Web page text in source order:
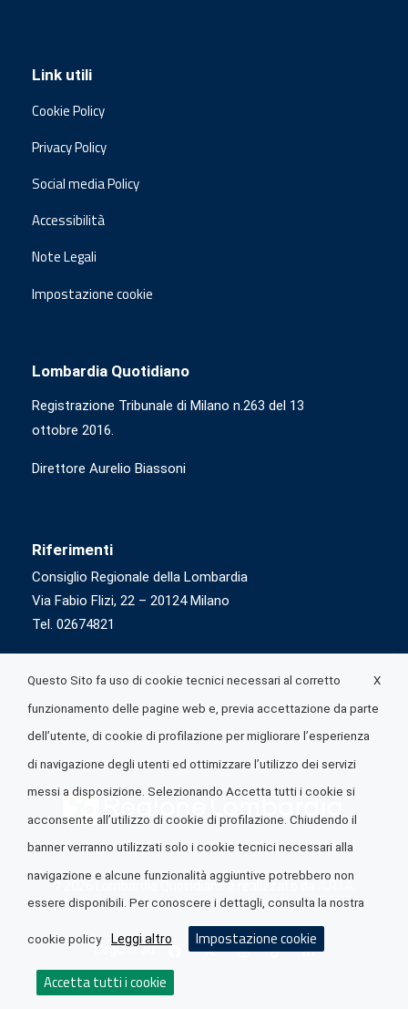
Link utili
Cookie Policy
Privacy Policy
Social media Policy
Accessibilità
Note Legali
Impostazione cookie
Lombardia Quotidiano
Registrazione Tribunale di Milano n.263 del 13
ottobre 2016.
Direttore Aurelio Biassoni
Riferimenti
Consiglio Regionale della Lombardia
Via Fabio Flizi, 22 – 20124 Milano
Tel. 02674821
© 2026 Lombardia Quotidiano è realizzato daA.R.I.A.
Seguici su
X
Questo Sito fa uso di cookie tecnici necessari al corretto
funzionamento delle pagine web e, previa accettazione da parte
dell’utente, di cookie di profilazione per migliorare l’esperienza
di navigazione degli utenti ed ottimizzare l’utilizzo dei servizi
messi a disposizione. Selezionando Accetta tutti i cookie si
acconsente all’utilizzo di cookie di profilazione. Chiudendo il
banner verranno utilizzati solo i cookie tecnici necessari alla
navigazione e alcune funzionalità aggiuntive potrebbero non
essere disponibili. Per conoscere i dettagli, consulta la nostra
cookie policy Leggi altro Impostazione cookie
Accetta tutti i cookie